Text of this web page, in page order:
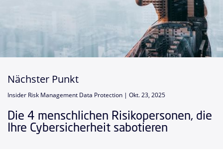
Nächster Punkt
Insider Risk Management Data Protection | Okt. 23, 2025
Die 4 menschlichen Risikopersonen, die
Ihre Cybersicherheit sabotieren